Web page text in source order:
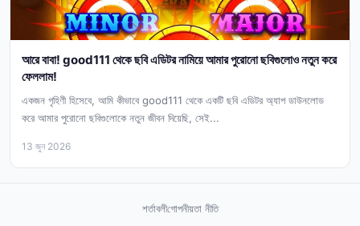
আরে বাবা! good111 থেকে ছবি এডিটর নামিয়ে আমার পুরোনো ছবিগুলোও নতুন করে
ফেললাম!
একজন গৃহিণী হিসেবে, আমি কীভাবে good111 থেকে একটি ছবি এডিটর অ্যাপ ডাউনলোড
করে আমার পুরোনো ছবিগুলোকে নতুন জীবন দিয়েছি, সেই...
13 জুন 2026
শর্তাবলীগোপনীয়তা নীতি